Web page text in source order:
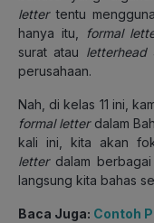
lettertentu
hanya itu,
formal
surat atau letterhead
perusahaan.
Nah, di kelas 11 ini,
formal letter dalam
kali ini, kita akan
letter dalam berbagai
langsung kita bahas
Baca Juga: Contoh